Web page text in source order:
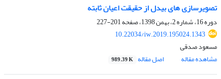
تصویرسازی های بیدل از حقیقت اعیان ثابته
دوره 16، شماره 2، بهمن 1398، صفحه
201-227
10.22034/iw.2019.195024.1343
مسعود صدقی
مشاهده مقاله
اصل مقاله 989.39 K